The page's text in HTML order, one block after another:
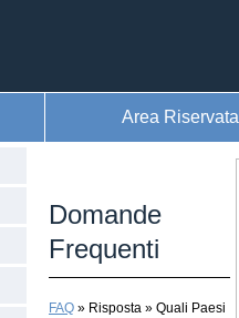
Area Riservata
Domande
Frequenti
FAQ » Risposta » Quali Paesi